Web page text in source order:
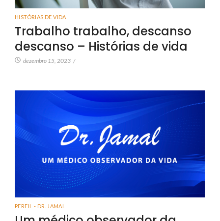
HISTÓRIAS DE VIDA
Trabalho trabalho, descanso
descanso – Histórias de vida
dezembro 15, 2023 /
PERFIL - DR. JAMAL